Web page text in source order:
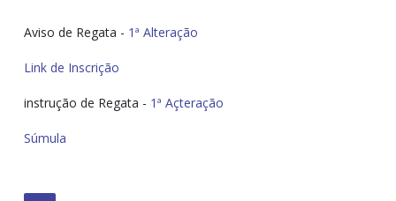
Aviso de Regata - 1ª Alteração
Link de Inscrição
instrução de Regata - 1ª Açteração
Súmula